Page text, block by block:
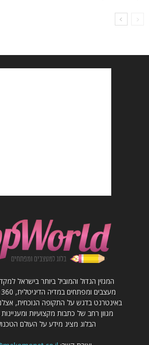
המגזין הגדול והמוביל ביותר בישראל
באינטרנט בדגש על התקופה הנוכחית,
מגוון רחב של כתבות מקצועיות
הבלוג מציג מידע על העולם